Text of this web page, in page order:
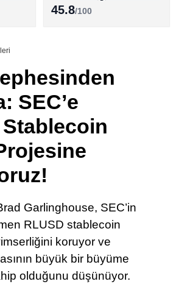
Youtube
Telegram
45.8/100
SEC’e
Garlinghouse, SEC’in
RLUSD stablecoin
koruyor ve
büyük bir büyüme
olduğunu düşünüyor.